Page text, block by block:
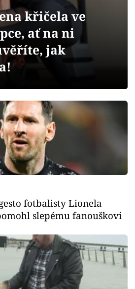
křičela ve
ať na ni
jak
fotbalisty Lionela
slepému fanouškovi